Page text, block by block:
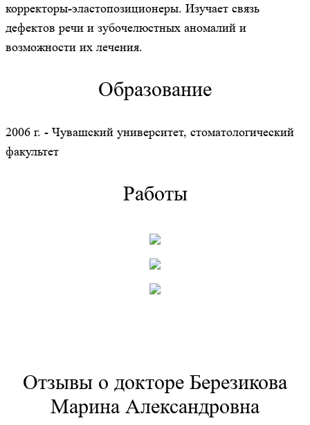
корректоры-эластопозиционеры. Изучает связь
дефектов речи и зубочелюстных аномалий и
возможности их лечения.
Образование
2006 г. - Чувашский университет, стоматологический
факультет
Работы
Отзывы о докторе Березикова
Марина Александровна